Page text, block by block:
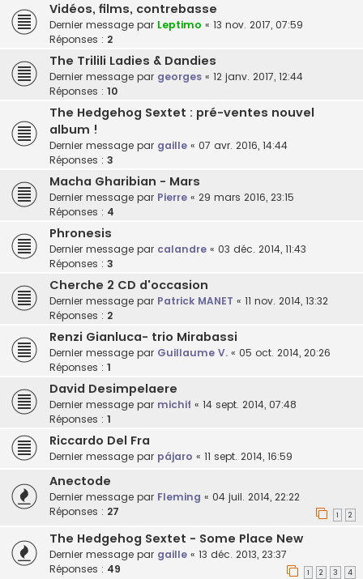
Vidéos, films, contrebasse
Dernier message par Leptimo « 13 nov. 2017, 07:59
Réponses : 2
The Trilili Ladies & Dandies
Dernier message par georges « 12 janv. 2017, 12:44
Réponses : 10
The Hedgehog Sextet : pré-ventes nouvel
album !
Dernier message par gaille « 07 avr. 2016, 14:44
Réponses : 3
Macha Gharibian - Mars
Dernier message par Pierre « 29 mars 2016, 23:15
Réponses : 4
Phronesis
Dernier message par calandre « 03 déc. 2014, 11:43
Réponses : 3
Cherche 2 CD d'occasion
Dernier message par Patrick MANET « 11 nov. 2014, 13:32
Réponses : 2
Renzi Gianluca- trio Mirabassi
Dernier message par Guillaume V. « 05 oct. 2014, 20:26
Réponses : 1
David Desimpelaere
Dernier message par michif « 14 sept. 2014, 07:48
Réponses : 1
Riccardo Del Fra
Dernier message par pájaro « 11 sept. 2014, 16:59
Anectode
Dernier message par Fleming « 04 juil. 2014, 22:22
Réponses : 27 1 2
The Hedgehog Sextet - Some Place New
Dernier message par gaille « 13 déc. 2013, 23:37
Réponses : 49 1 2 3 4